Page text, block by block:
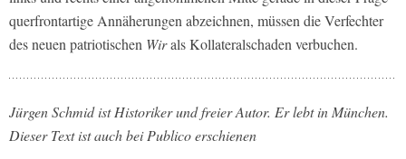
querfrontartige Annäherungen abzeichnen, müssen die Verfechter
des neuen patriotischen Wirals Kollateralschaden verbuchen.
Jürgen Schmid ist Historiker und freier Autor. Er lebt in München.
Dieser Text ist auch bei Publico erschienen